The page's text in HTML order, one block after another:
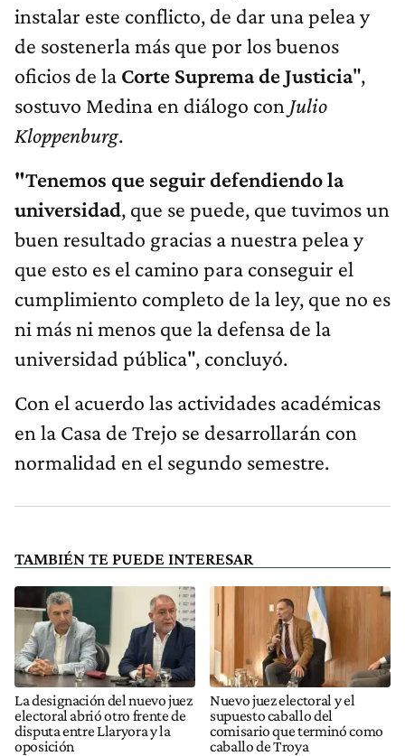
instalar este conflicto, de dar una pelea y
de sostenerla más que por los buenos
oficios de la Corte Suprema de Justicia",
sostuvo Medina en diálogo con Julio
Kloppenburg.
"Tenemos que seguir defendiendo la
universidad, que se puede, que tuvimos un
buen resultado gracias a nuestra pelea y
que esto es el camino para conseguir el
cumplimiento completo de la ley, que no es
ni más ni menos que la defensa de la
universidad pública", concluyó.
Con el acuerdo las actividades académicas
en la Casa de Trejo se desarrollarán con
normalidad en el segundo semestre.
TAMBIÉN TE PUEDE INTERESAR
La designación del nuevo juez
electoral abrió otro frente de
disputa entre Llaryora y la
oposición
Nuevo juez electoral y el
supuesto caballo del
comisario que terminó como
caballo de Troya